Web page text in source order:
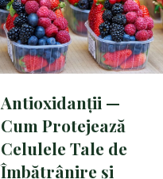
Antioxidanții —
Cum Protejează
Celulele Tale de
Îmbătrânire și